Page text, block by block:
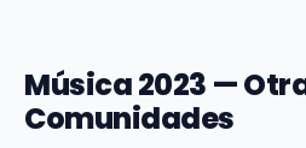
Música 2023 —
Comunidades